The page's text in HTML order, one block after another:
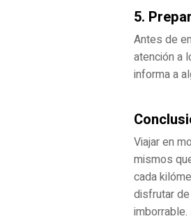
5.
Antes de
atención a
informa a
Viajar en
mismos
cada
disfrutar